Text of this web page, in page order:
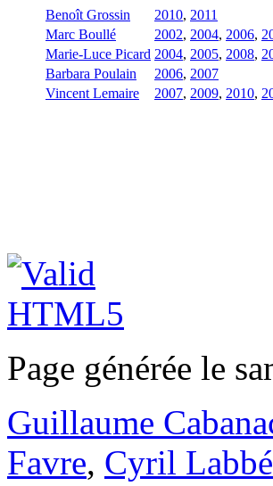
Benoît Grossin 2010, 2011
Marc Boullé
2002, 2004, 2006,
Marie-Luce Picard 2004, 2005, 2008,
Barbara Poulain
2006, 2007
Vincent Lemaire
2007, 2009, 2010,
Page générée le
Guillaume
Favre, Cyril Labbé